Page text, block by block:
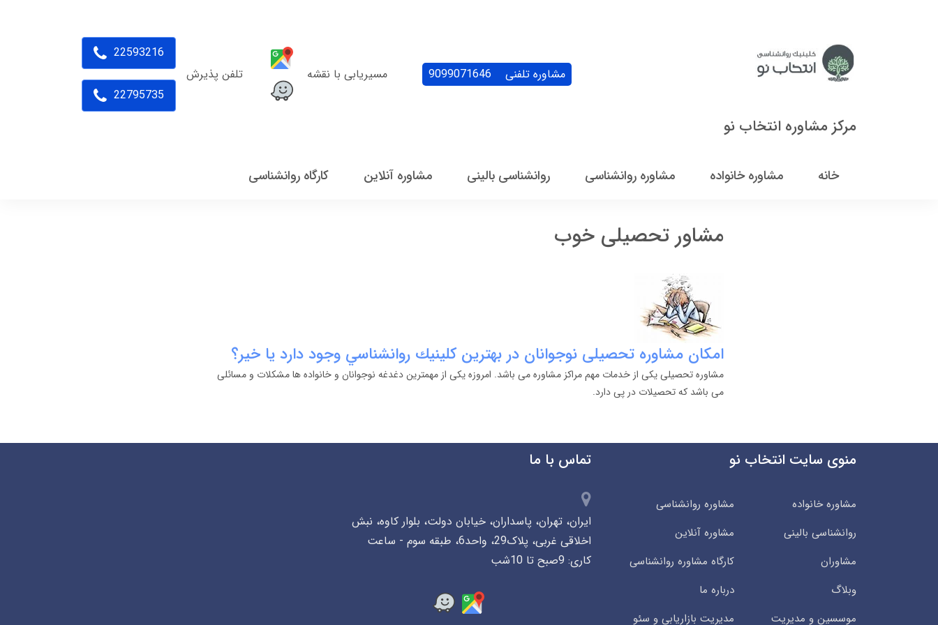
مرکز مشاوره انتخاب نو
مشاوره تلفنی 9099071646 مسیریابی با نقشه تلفن پذیرش
22593216
22795735
خانه مشاوره خانواده مشاوره روانشناسی روانشناسی بالینی مشاوره آنلاین کارگاه روانشناسی
مشاور تحصیلی خوب
امکان مشاوره تحصیلی نوجوانان در بهترين كلينيك روانشناسي وجود دارد يا خير؟
مشاوره تحصیلی یکی از خدمات مهم مراکز مشاوره می باشد. امروزه یکی از مهمترین دغدغه نوجوانان و خانواده ها مشکلات و مسائلی
می باشد که تحصیلات در پی دارد.
منوی سایت انتخاب نو
مشاوره خانواده
مشاوره روانشناسی
روانشناسی بالینی
مشاوره آنلاین
مشاوران
کارگاه مشاوره روانشناسی
وبلاگ
درباره ما
موسسین و مدیریت
مدیریت بازاریابی و سئو
تماس با ما
ایران، تهران، پاسداران، خیابان دولت، بلوار کاوه، نبش
اخلاقی غربی، پلاک29، واحد6، طبقه سوم - ساعت
کاری: 9صبح تا 10شب